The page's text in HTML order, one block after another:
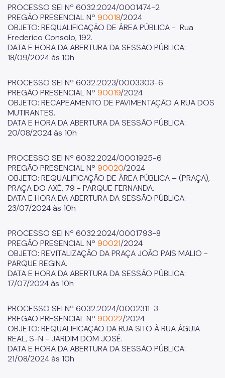
PROCESSO SEI Nº 6032.2024/0001474-2
PREGÃO PRESENCIAL Nº 90018/2024
OBJETO: REQUALIFICAÇÃO DE ÁREA PÚBLICA - Rua
Frederico Consolo, 192.
DATA E HORA DA ABERTURA DA SESSÃO PÚBLICA:
18/09/2024 às 10h
PROCESSO SEI Nº 6032.2023/0003303-6
PREGÃO PRESENCIAL Nº 90019/2024
OBJETO: RECAPEAMENTO DE PAVIMENTAÇÃO A RUA DOS
MUTIRANTES.
DATA E HORA DA ABERTURA DA SESSÃO PÚBLICA:
20/08/2024 às 10h
PROCESSO SEI Nº 6032.2024/0001925-6
PREGÃO PRESENCIAL Nº 90020/2024
OBJETO: REQUALIFICAÇÃO DE ÁREA PÚBLICA – (PRAÇA),
PRAÇA DO AXÉ, 79 - PARQUE FERNANDA.
DATA E HORA DA ABERTURA DA SESSÃO PÚBLICA:
23/07/2024 às 10h
PROCESSO SEI Nº 6032.2024/0001793-8
PREGÃO PRESENCIAL Nº 90021/2024
OBJETO: REVITALIZAÇÃO DA PRAÇA JOÃO PAIS MALIO -
PARQUE REGINA.
DATA E HORA DA ABERTURA DA SESSÃO PÚBLICA:
17/07/2024 às 10h
PROCESSO SEI Nº 6032.2024/0002311-3
PREGÃO PRESENCIAL Nº 90022/2024
OBJETO: REQUALIFICAÇÃO DA RUA SITO À RUA ÁGUIA
REAL, S-N - JARDIM DOM JOSÉ.
DATA E HORA DA ABERTURA DA SESSÃO PÚBLICA:
21/08/2024 às 10h